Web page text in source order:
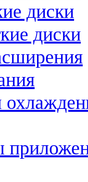
диски
диски